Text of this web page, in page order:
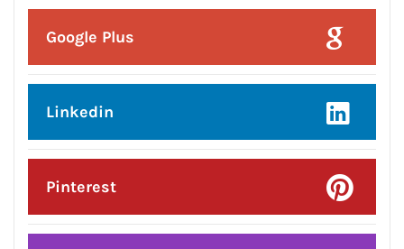
CONNECT WITH US: